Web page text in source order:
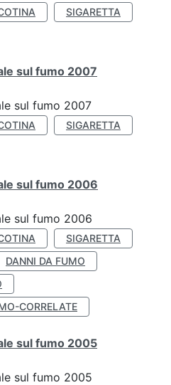
SIGARETTA
sul fumo 2007
sul fumo 2007
SIGARETTA
sul fumo 2006
sul fumo 2006
SIGARETTA
DANNI DA FUMO
CORRELATE
sul fumo 2005
sul fumo 2005